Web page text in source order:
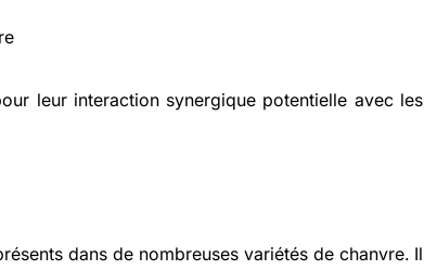
leur interaction synergique potentielle avec les
dans de nombreuses variétés de chanvre. Il